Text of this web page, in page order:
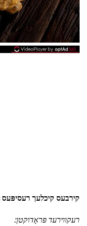
קירבעס קיכלעך רעסיפּעס
רעקווירעד פּראָדוקטן: